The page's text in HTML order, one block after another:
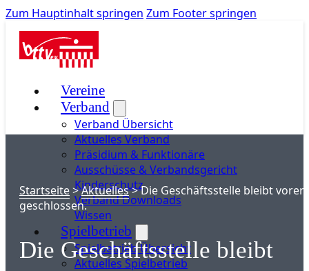
Zum Hauptinhalt springen Zum Footer springen
Vereine
Verband
Verband Übersicht
Aktuelles Verband
Präsidium & Funktionäre
Ausschüsse & Verbandsgericht
Kinderschutz
Verband Downloads
Wissen
Spielbetrieb
Spielbetrieb Übersicht
Aktuelles Spielbetrieb
Startseite>Aktuelles>Die Geschäftsstelle bleibt
geschlossen.
Die Geschäftsstelle bleibt